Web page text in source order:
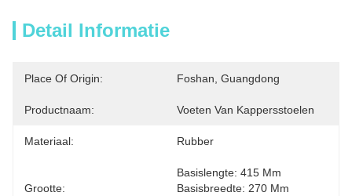
Detail Informatie
Place Of Origin: Foshan, Guangdong
Productnaam: Voeten Van Kappersstoelen
Materiaal: Rubber
Grootte:
Basislengte: 415 Mm
Basisbreedte: 270 Mm